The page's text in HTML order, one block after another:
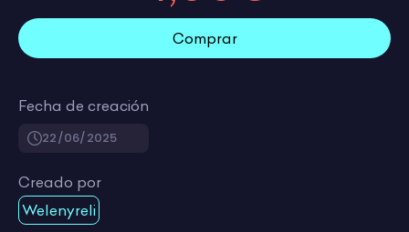
Fecha de creación
22/06/2025
Creado por
Welenyreli
Comprar